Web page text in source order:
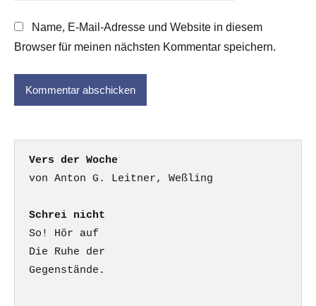
Name, E-Mail-Adresse und Website in diesem
Browser für meinen nächsten Kommentar speichern.
Vers der Woche
Schrei nicht
So! Hör auf
Die Ruhe der
Gegenstände.